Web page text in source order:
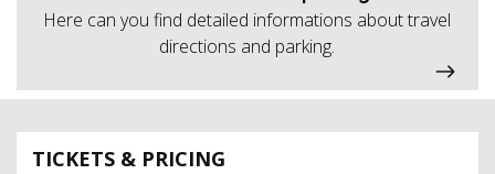
TICKETS & PRICING
Here can you find detailed informations about travel
directions and parking.